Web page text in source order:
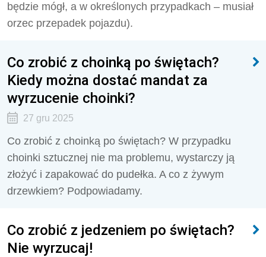
będzie mógł, a w określonych przypadkach – musiał
orzec przepadek pojazdu).
Co zrobić z choinką po świętach?
Kiedy można dostać mandat za
wyrzucenie choinki?
27 gru 2025
Co zrobić z choinką po świętach? W przypadku
choinki sztucznej nie ma problemu, wystarczy ją
złożyć i zapakować do pudełka. A co z żywym
drzewkiem? Podpowiadamy.
Co zrobić z jedzeniem po świętach?
Nie wyrzucaj!